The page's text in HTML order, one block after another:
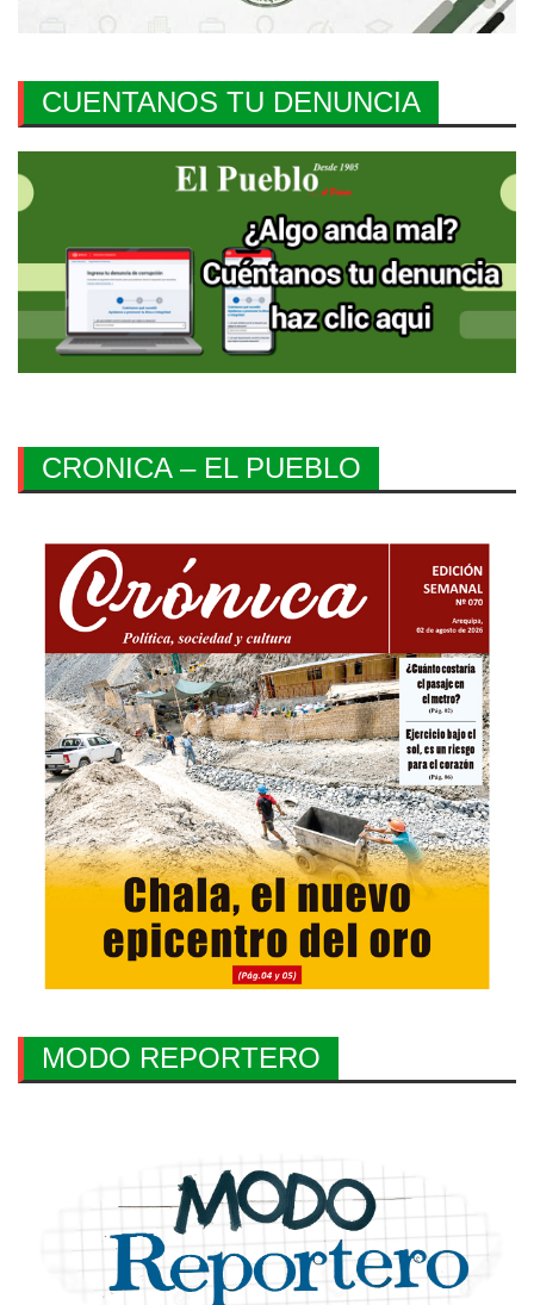
CUENTANOS TU DENUNCIA
CRONICA – EL PUEBLO
MODO REPORTERO